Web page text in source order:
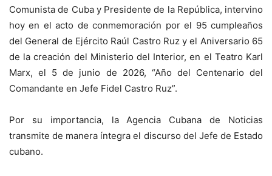
Comunista de Cuba y Presidente de la República, intervino
hoy en el acto de conmemoración por el 95 cumpleaños
del General de Ejército Raúl Castro Ruz y el Aniversario 65
de la creación del Ministerio del Interior, en el Teatro Karl
Marx, el 5 de junio de 2026, “Año del Centenario del
Comandante en Jefe Fidel Castro Ruz”.
Por su importancia, la Agencia Cubana de Noticias
transmite de manera íntegra el discurso del Jefe de Estado
cubano.